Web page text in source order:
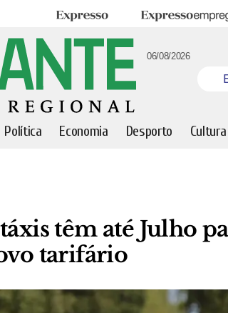
Expresso Expresso Emprego
06/08/2026
Política Economia Desporto Cultura
têm até Julho
tarifário